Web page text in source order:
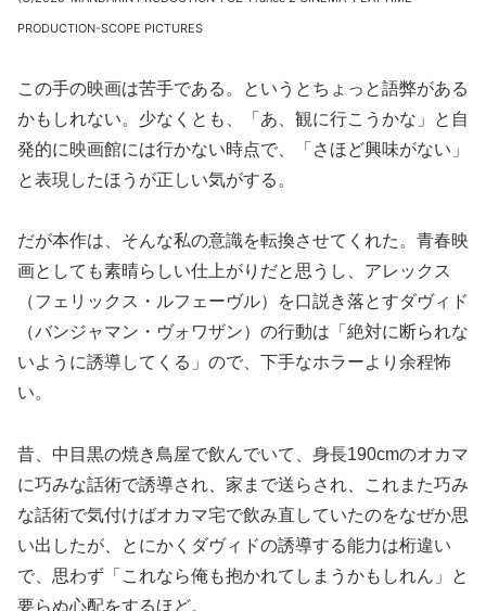
PRODUCTION-SCOPE PICTURES
この手の映画は苦手である。というとちょっと語弊がある
かもしれない。少なくとも、「あ、観に行こうかな」と自
発的に映画館には行かない時点で、「さほど興味がない」
と表現したほうが正しい気がする。
だが本作は、そんな私の意識を転換させてくれた。青春映
画としても素晴らしい仕上がりだと思うし、アレックス
（フェリックス・ルフェーヴル）を口説き落とすダヴィド
（バンジャマン・ヴォワザン）の行動は「絶対に断られな
いように誘導してくる」ので、下手なホラーより余程怖
い。
昔、中目黒の焼き鳥屋で飲んでいて、身長190cmのオカマ
に巧みな話術で誘導され、家まで送らされ、これまた巧み
な話術で気付けばオカマ宅で飲み直していたのをなぜか思
い出したが、とにかくダヴィドの誘導する能力は桁違い
で、思わず「これなら俺も抱かれてしまうかもしれん」と
要らぬ心配をするほど。